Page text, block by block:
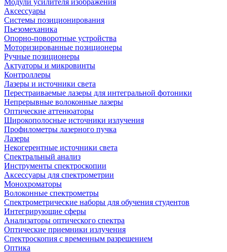
Модули усилителя изображения
Аксессуары
Системы позиционирования
Пьезомеханика
Опорно-поворотные устройства
Моторизированные позиционеры
Ручные позиционеры
Актуаторы и микровинты
Контроллеры
Лазеры и источники света
Перестраиваемые лазеры для интегральной фотоники
Непрерывные волоконные лазеры
Оптические аттенюаторы
Широкополосные источники излучения
Профилометры лазерного пучка
Лазеры
Некогерентные источники света
Спектральный анализ
Инструменты спектроскопии
Аксессуары для спектрометрии
Монохроматоры
Волоконные спектрометры
Спектрометрические наборы для обучения студентов
Интегрирующие сферы
Анализаторы оптического спектра
Оптические приемники излучения
Спектроскопия с временным разрешением
Оптика